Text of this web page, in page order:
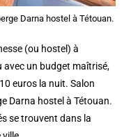
Darna hostel à Tétouan.
(ou hostel) à
avec un budget maîtrisé,
euros la nuit. Salon
Darna hostel à Tétouan.
se trouvent dans la